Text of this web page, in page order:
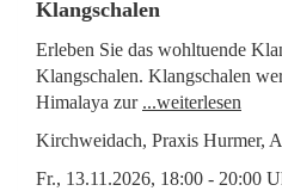
Klangschalen
Erleben Sie das wohltuende
Klangschalen. Klangschalen
Himalaya zur ...weiterlesen
Kirchweidach, Praxis Hurmer,
Fr., 13.11.2026, 18:00 - 20:00